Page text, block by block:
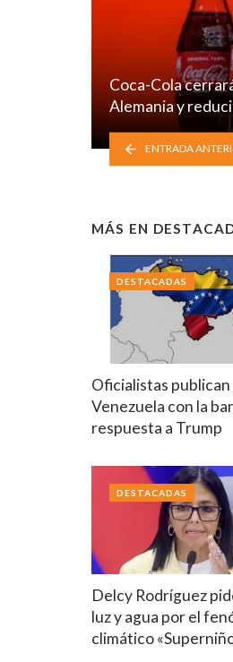
Coca-Cola
Alemania y
ENTRADA
MÁS EN
Oficialistas publican
Venezuela con la
respuesta a Trump
DESTACADAS
Delcy Rodríguez
luz y agua por el
climático
DESTACADAS